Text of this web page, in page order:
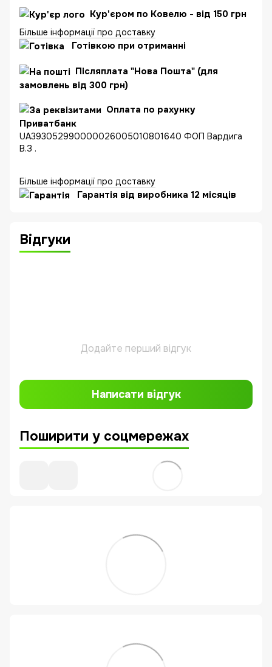
Кур'єром по Ковелю - від 150 грн
Більше інформації про доставку
Готівкою при отриманні
Післяплата "Нова Пошта" (для
замовлень від 300 грн)
Оплата по рахунку
Приватбанк
UA393052990000026005010801640 ФОП Вардига
В.З .
Більше інформації про доставку
Гарантія від виробника 12 місяців
Відгуки
Додайте перший відгук
Написати відгук
Поширити у соцмережах